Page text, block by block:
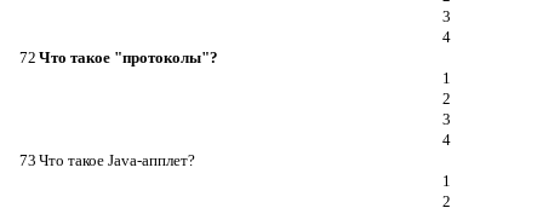
3
4
72 Что такое "протоколы"?
1
2
3
4
73 Что такое Java-апплет?
1
2